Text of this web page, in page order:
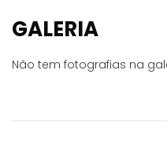
GALERIA
Não tem fotografias na